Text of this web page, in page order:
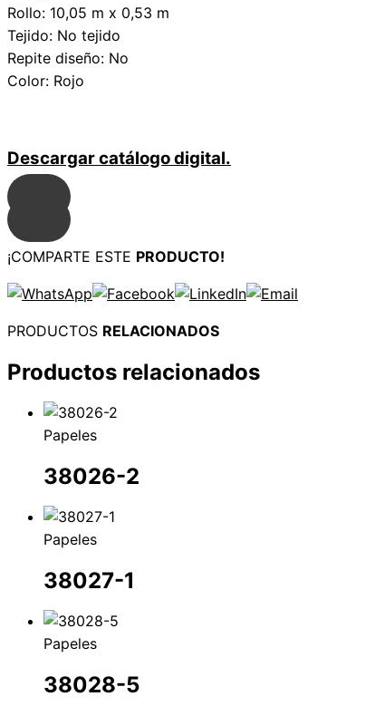
Rollo: 10,05 m x 0,53 m
Tejido: No tejido
Repite diseño: No
Color: Rojo
Descargar catálogo digital.
¡COMPARTE ESTE PRODUCTO!
PRODUCTOS RELACIONADOS
Productos relacionados
Papeles
38026-2
Papeles
38027-1
Papeles
38028-5